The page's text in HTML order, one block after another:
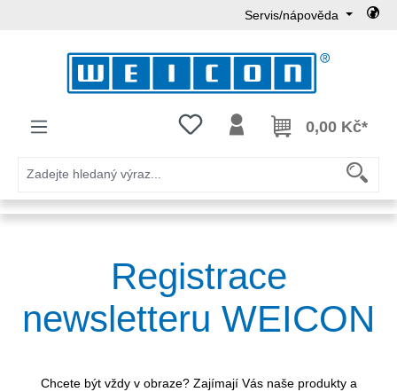
Servis/nápověda
Máte 0 položky v seznamu přání
0,00 Kč*
Registrace
newsletteru WEICON
Chcete být vždy v obraze? Zajímají Vás naše produkty a